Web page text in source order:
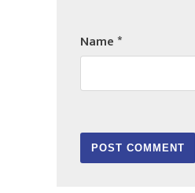
Name*